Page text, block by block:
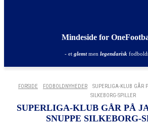
Mindeside for
- et glemtmen legendarisk
FORSIDE FODBOLDNYHEDER
SUPERLIGA-KLUB GÅR
SILKEBORG-SPILLER
SUPERLIGA-KLUB GÅR PÅ
SNUPPE SILKEBORG-